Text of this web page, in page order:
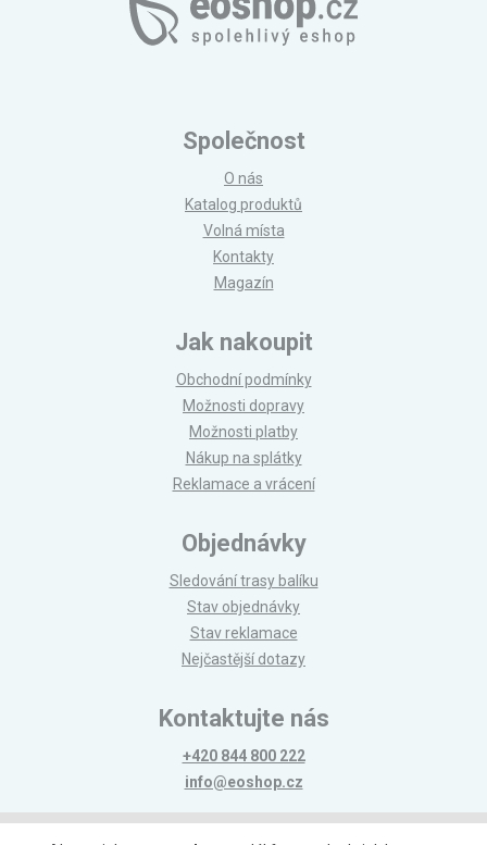
Společnost
O nás
Katalog produktů
Volná místa
Kontakty
Magazín
Jak nakoupit
Obchodní podmínky
Možnosti dopravy
Možnosti platby
Nákup na splátky
Reklamace a vrácení
Objednávky
Sledování trasy balíku
Stav objednávky
Stav reklamace
Nejčastější dotazy
Kontaktujte nás
+420 844 800 222
info@eoshop.cz